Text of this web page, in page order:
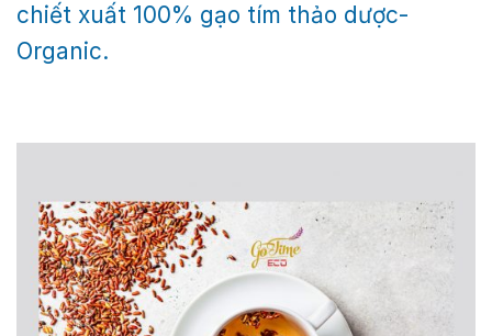
chiết xuất 100% gạo tím thảo dược-
Organic.